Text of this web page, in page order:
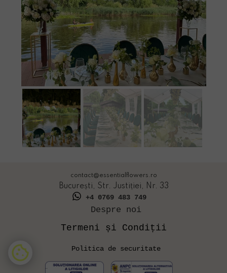
București, Str. Justiției, Nr. 33
Termeni și Condiții
+4 0769 483 749
Politica de securitate
contact@essentialflowers.ro
Despre noi